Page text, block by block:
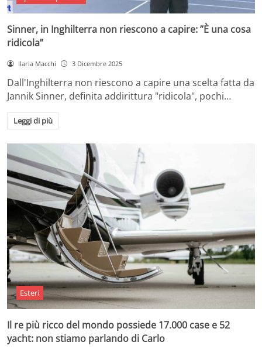
Sinner, in Inghilterra non riescono a capire: ”È una cosa
ridicola”
Ilaria Macchi 3 Dicembre 2025
Dall'Inghilterra non riescono a capire una scelta fatta da
Jannik Sinner, definita addirittura "ridicola", pochi…
Leggi di più
Esteri
Il re più ricco del mondo possiede 17.000 case e 52
yacht: non stiamo parlando di Carlo